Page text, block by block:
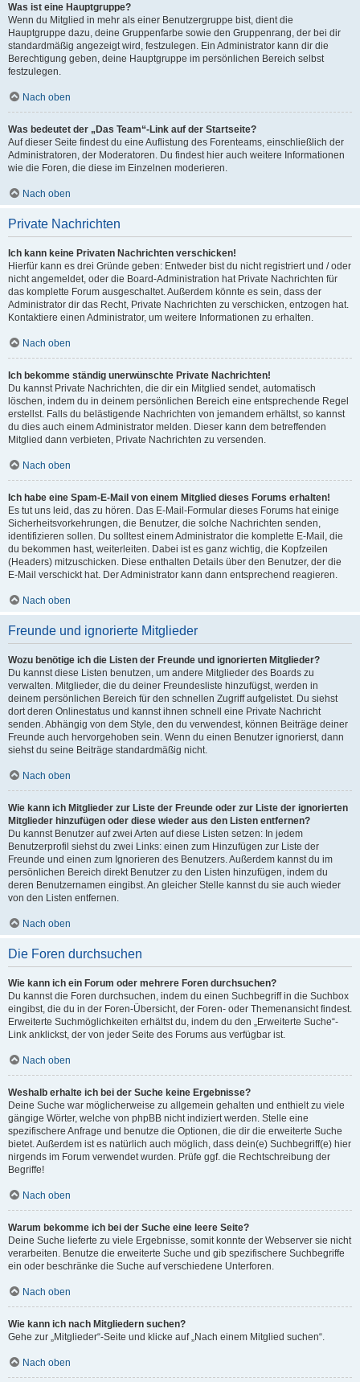
Was ist eine Hauptgruppe?
Wenn du Mitglied in mehr als einer Benutzergruppe bist, dient die
Hauptgruppe dazu, deine Gruppenfarbe sowie den Gruppenrang, der bei dir
standardmäßig angezeigt wird, festzulegen. Ein Administrator kann dir die
Berechtigung geben, deine Hauptgruppe im persönlichen Bereich selbst
festzulegen.
Nach oben
Was bedeutet der „Das Team“-Link auf der Startseite?
Auf dieser Seite findest du eine Auflistung des Forenteams, einschließlich der
Administratoren, der Moderatoren. Du findest hier auch weitere Informationen
wie die Foren, die diese im Einzelnen moderieren.
Nach oben
Private Nachrichten
Ich kann keine Privaten Nachrichten verschicken!
Hierfür kann es drei Gründe geben: Entweder bist du nicht registriert und / oder
nicht angemeldet, oder die Board-Administration hat Private Nachrichten für
das komplette Forum ausgeschaltet. Außerdem könnte es sein, dass der
Administrator dir das Recht, Private Nachrichten zu verschicken, entzogen hat.
Kontaktiere einen Administrator, um weitere Informationen zu erhalten.
Nach oben
Ich bekomme ständig unerwünschte Private Nachrichten!
Du kannst Private Nachrichten, die dir ein Mitglied sendet, automatisch
löschen, indem du in deinem persönlichen Bereich eine entsprechende Regel
erstellst. Falls du belästigende Nachrichten von jemandem erhältst, so kannst
du dies auch einem Administrator melden. Dieser kann dem betreffenden
Mitglied dann verbieten, Private Nachrichten zu versenden.
Nach oben
Ich habe eine Spam-E-Mail von einem Mitglied dieses Forums erhalten!
Es tut uns leid, das zu hören. Das E-Mail-Formular dieses Forums hat einige
Sicherheitsvorkehrungen, die Benutzer, die solche Nachrichten senden,
identifizieren sollen. Du solltest einem Administrator die komplette E-Mail, die
du bekommen hast, weiterleiten. Dabei ist es ganz wichtig, die Kopfzeilen
(Headers) mitzuschicken. Diese enthalten Details über den Benutzer, der die
E-Mail verschickt hat. Der Administrator kann dann entsprechend reagieren.
Nach oben
Freunde und ignorierte Mitglieder
Wozu benötige ich die Listen der Freunde und ignorierten Mitglieder?
Du kannst diese Listen benutzen, um andere Mitglieder des Boards zu
verwalten. Mitglieder, die du deiner Freundesliste hinzufügst, werden in
deinem persönlichen Bereich für den schnellen Zugriff aufgelistet. Du siehst
dort deren Onlinestatus und kannst ihnen schnell eine Private Nachricht
senden. Abhängig von dem Style, den du verwendest, können Beiträge deiner
Freunde auch hervorgehoben sein. Wenn du einen Benutzer ignorierst, dann
siehst du seine Beiträge standardmäßig nicht.
Nach oben
Wie kann ich Mitglieder zur Liste der Freunde oder zur Liste der ignorierten
Mitglieder hinzufügen oder diese wieder aus den Listen entfernen?
Du kannst Benutzer auf zwei Arten auf diese Listen setzen: In jedem
Benutzerprofil siehst du zwei Links: einen zum Hinzufügen zur Liste der
Freunde und einen zum Ignorieren des Benutzers. Außerdem kannst du im
persönlichen Bereich direkt Benutzer zu den Listen hinzufügen, indem du
deren Benutzernamen eingibst. An gleicher Stelle kannst du sie auch wieder
von den Listen entfernen.
Nach oben
Die Foren durchsuchen
Wie kann ich ein Forum oder mehrere Foren durchsuchen?
Du kannst die Foren durchsuchen, indem du einen Suchbegriff in die Suchbox
eingibst, die du in der Foren-Übersicht, der Foren- oder Themenansicht findest.
Erweiterte Suchmöglichkeiten erhältst du, indem du den „Erweiterte Suche“-
Link anklickst, der von jeder Seite des Forums aus verfügbar ist.
Nach oben
Weshalb erhalte ich bei der Suche keine Ergebnisse?
Deine Suche war möglicherweise zu allgemein gehalten und enthielt zu viele
gängige Wörter, welche von phpBB nicht indiziert werden. Stelle eine
spezifischere Anfrage und benutze die Optionen, die dir die erweiterte Suche
bietet. Außerdem ist es natürlich auch möglich, dass dein(e) Suchbegriff(e) hier
nirgends im Forum verwendet wurden. Prüfe ggf. die Rechtschreibung der
Begriffe!
Nach oben
Warum bekomme ich bei der Suche eine leere Seite?
Deine Suche lieferte zu viele Ergebnisse, somit konnte der Webserver sie nicht
verarbeiten. Benutze die erweiterte Suche und gib spezifischere Suchbegriffe
ein oder beschränke die Suche auf verschiedene Unterforen.
Nach oben
Wie kann ich nach Mitgliedern suchen?
Gehe zur „Mitglieder“-Seite und klicke auf „Nach einem Mitglied suchen“.
Nach oben